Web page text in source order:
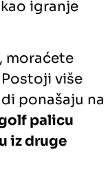
igranje
moraćete
više
ponašaju na
palicu
iz druge